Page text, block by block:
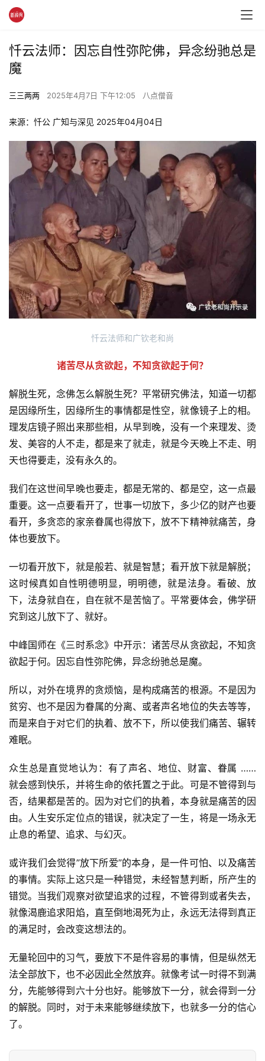
资
讯
八
点
僧
音
高
访
谈
心
乐
提
忏云法师：因忘自性弥陀佛，异念纷驰总是
魔
三三两两 2025年4月7日 下午12:05 八点僧音
来源：忏公 广知与深见 2025年04月04日
忏云法师和广钦老和尚
诸苦尽从贪欲起，不知贪欲起于何？
解脱生死，念佛怎么解脱生死？平常研究佛法，知道一切都
是因缘所生，因缘所生的事情都是性空，就像镜子上的相。
理发店镜子照出来那些相，从早到晚，没有一个来理发、烫
发、美容的人不走，都是来了就走，就是今天晚上不走、明
天也得要走，没有永久的。
我们在这世间早晚也要走，都是无常的、都是空，这一点最
重要。这一点要看开了，世事一切放下，多少亿的财产也要
看开，多贪恋的家亲眷属也得放下，放不下精神就痛苦，身
体也要放下。
一切看开放下，就是般若、就是智慧；看开放下就是解脱；
这时候真如自性明德明显，明明德，就是法身。看破、放
下，法身就自在，自在就不是苦恼了。平常要体会，佛学研
究到这儿放下了、就好。
中峰国师在《三时系念》中开示：诸苦尽从贪欲起，不知贪
欲起于何。因忘自性弥陀佛，异念纷驰总是魔。
所以，对外在境界的贪烦恼，是构成痛苦的根源。不是因为
贫穷、也不是因为眷属的分离、或者声名地位的失去等等，
而是来自于对它们的执着、放不下，所以使我们痛苦、辗转
难眠。
众生总是直觉地认为：有了声名、地位、财富、眷属 ……
就会感到快乐，并将生命的依托置之于此。可是不管得到与
否，结果都是苦的。因为对它们的执着，本身就是痛苦的因
由。人生安乐定位点的错误，就决定了一生，将是一场永无
止息的希望、追求、与幻灭。
或许我们会觉得”放下所爱”的本身，是一件可怕、以及痛苦
的事情。实际上这只是一种错觉，未经智慧判断，所产生的
错觉。当我们观察对欲望追求的过程，不管得到或者失去，
就像渴鹿追求阳焰，直至倒地渴死为止，永远无法得到真正
的满足时，会改变这想法的。
无量轮回中的习气，要放下不是件容易的事情，但是纵然无
法全部放下，也不必因此全然放弃。就像考试一时得不到满
分，先能够得到六十分也好。能够放下一分，就会得到一分
的解脱。同时，对于未来能够继续放下，也就多一分的信心
了。